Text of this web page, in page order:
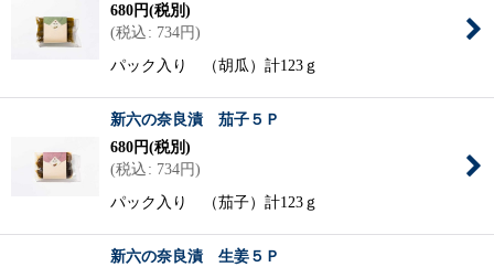
680円(税別)
(税込: 734円)
パック入り （胡瓜）計123ｇ
新六の奈良漬 茄子５Ｐ
680円(税別)
(税込: 734円)
パック入り （茄子）計123ｇ
新六の奈良漬 生姜５Ｐ